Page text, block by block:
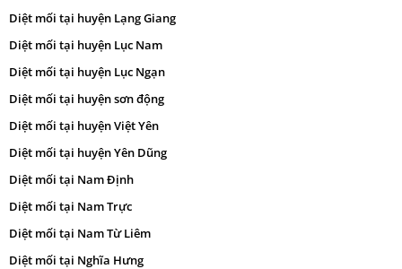
Diệt mối tại huyện Lạng Giang
Diệt mối tại huyện Lục Nam
Diệt mối tại huyện Lục Ngạn
Diệt mối tại huyện sơn động
Diệt mối tại huyện Việt Yên
Diệt mối tại huyện Yên Dũng
Diệt mối tại Nam Định
Diệt mối tại Nam Trực
Diệt mối tại Nam Từ Liêm
Diệt mối tại Nghĩa Hưng